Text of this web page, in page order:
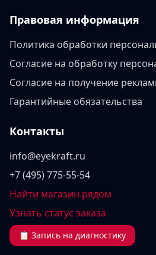
Правовая информация
Политика обработки
Согласие на обработку
Согласие на получение
Гарантийные обязательства
Контакты
info@eyekraft.ru
+7 (495) 775-55-54
Найти магазин рядом
Узнать статус заказа
📋 Запись на диагностику